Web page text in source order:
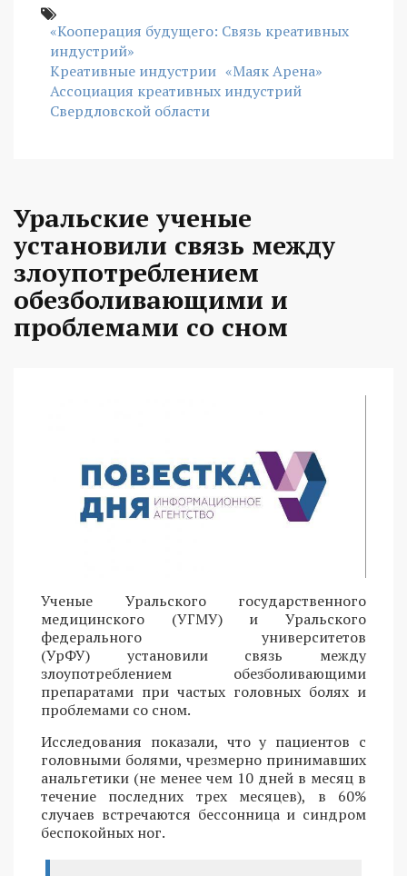
«Кооперация будущего: Связь креативных
индустрий»
Креативные индустрии «Маяк Арена»
Ассоциация креативных индустрий
Свердловской области
Уральские ученые
установили связь между
злоупотреблением
обезболивающими и
проблемами со сном
Ученые Уральского государственного
медицинского (УГМУ) и Уральского
федерального университетов
(УрФУ) установили связь между
злоупотреблением обезболивающими
препаратами при частых головных болях и
проблемами со сном.
Исследования показали, что у пациентов с
головными болями, чрезмерно принимавших
анальгетики (не менее чем 10 дней в месяц в
течение последних трех месяцев), в 60%
случаев встречаются бессонница и синдром
беспокойных ног.